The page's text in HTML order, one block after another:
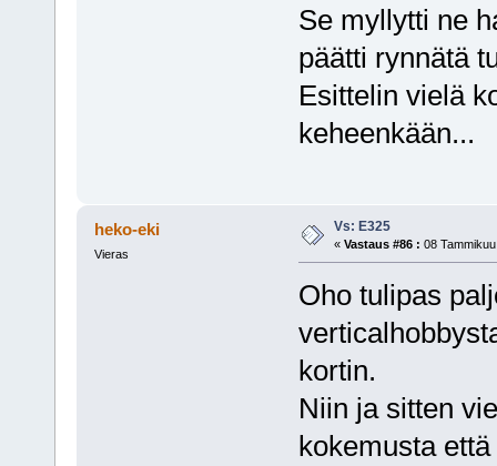
Se myllytti ne
päätti rynnätä
Esittelin vielä
keheenkään...
heko-eki
Vieras
Vs: E325
« Vastaus #86 : 08
Oho tulipas
kortin.
Niin ja sitten
kokemusta